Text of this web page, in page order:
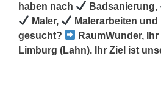
haben nach
Badsanierung,
Maler,
Malerarbeiten und
gesucht?
RaumWunder,
Limburg (Lahn). Ihr Ziel ist